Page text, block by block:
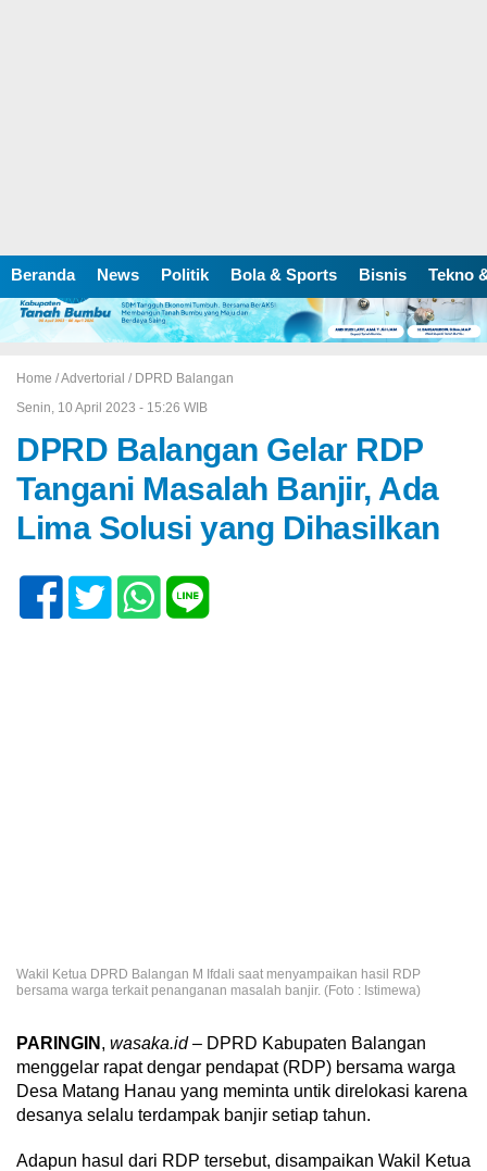
Beranda News Politik Bola & Sports Bisnis Tekno
Home /Advertorial / DPRD Balangan
Senin, 10 April 2023 - 15:26 WIB
DPRD Balangan Gelar RDP
Tangani Masalah Banjir, Ada
Lima Solusi yang Dihasilkan
Wakil Ketua DPRD Balangan M Ifdali saat menyampaikan hasil RDP
bersama warga terkait penanganan masalah banjir. (Foto : Istimewa)
PARINGIN , wasaka.id– DPRD Kabupaten Balangan
menggelar rapat dengar pendapat (RDP) bersama warga
Desa Matang Hanau yang meminta untik direlokasi karena
desanya selalu terdampak banjir setiap tahun.
Adapun hasul dari RDP tersebut, disampaikan Wakil Ketua